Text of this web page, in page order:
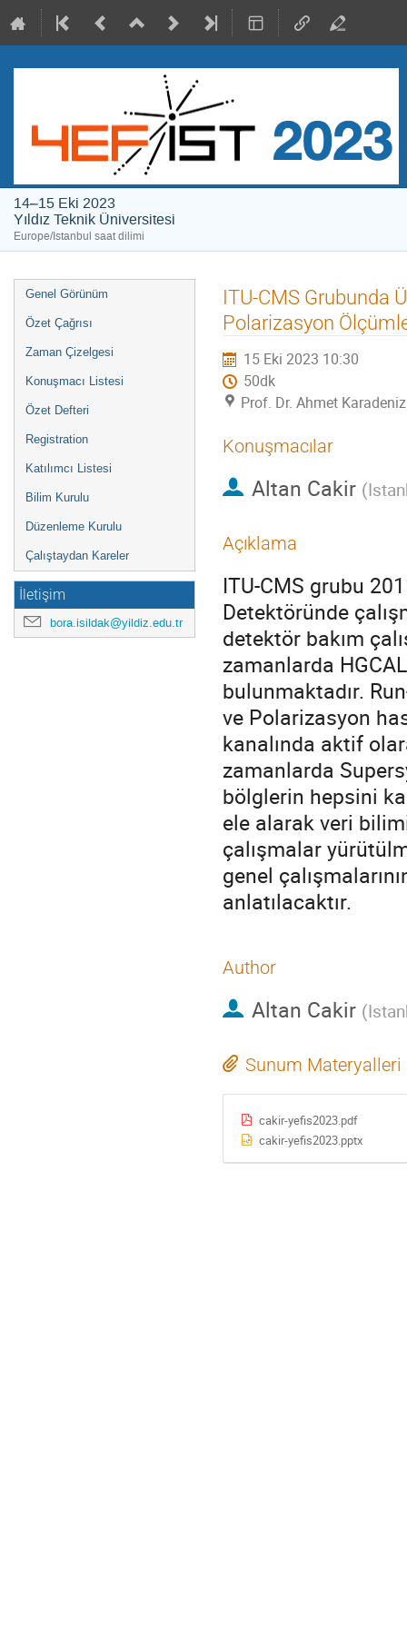
14–15 Eki 2023
Yıldız Teknik Üniversitesi
Europe/Istanbul saat dilimi
Event
menu
Genel Görünüm
Özet Çağrısı
Zaman Çizelgesi
Konuşmacı Listesi
Özet Defteri
Registration
Katılımcı Listesi
Bilim Kurulu
Düzenleme Kurulu
Çalıştaydan Kareler
İletişim
bora.isildak@yildiz.edu.tr
ITU-CMS Grubunda
Polarizasyon
15 Eki 2023 10:30
50dk
Prof. Dr. Ahmet
Konuşmacılar
Altan Cakir (
Açıklama
ITU-CMS grubu
Detektöründe
detektör bakım
zamanlarda
bulunmaktadır.
ve Polarizasyon
kanalında aktif
zamanlarda
bölglerin hepsini
ele alarak veri
çalışmalar
genel
anlatılacaktır.
Author
Altan Cakir (
Sunum Materyalleri
cakir-yefis2023.pdf
cakir-yefis2023.pptx